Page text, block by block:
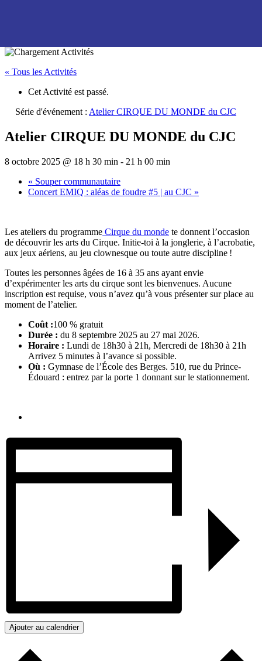
« Tous les Activités
Cet Activité est passé.
Série d'événement : Atelier CIRQUE DU MONDE du CJC
Atelier CIRQUE DU MONDE du CJC
8 octobre 2025 @ 18 h 30 min - 21 h 00 min
« Souper communautaire
Concert EMIQ : aléas de foudre #5 | au CJC »
Les ateliers du programme Cirque du monde te donnent l’occasion
de découvrir les arts du Cirque. Initie-toi à la jonglerie, à l’acrobatie,
aux jeux aériens, au jeu clownesque ou toute autre discipline !
Toutes les personnes âgées de 16 à 35 ans ayant envie
d’expérimenter les arts du cirque sont les bienvenues. Aucune
inscription est requise, vous n’avez qu’à vous présenter sur place au
moment de l’atelier.
Coût :100 % gratuit
Durée : du 8 septembre 2025 au 27 mai 2026.
Horaire : Lundi de 18h30 à 21h, Mercredi de 18h30 à 21h
Arrivez 5 minutes à l’avance si possible.
Où : Gymnase de l’École des Berges. 510, rue du Prince-
Édouard : entrez par la porte 1 donnant sur le stationnement.
Ajouter au calendrier